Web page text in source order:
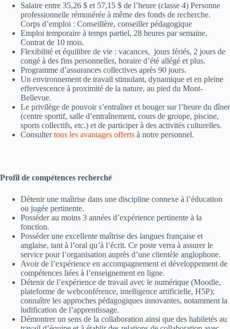
Salaire entre 35,26 $ et 57,15 $ de l’heure (classe 4) Personne
professionnelle rémunérée à même des fonds de recherche.
Corps d’emploi : Conseillère, conseiller pédagogique
Emploi temporaire à temps partiel, 28 heures par semaine.
Contrat de 10 mois.
Flexibilité et équilibre de vie : vacances, jours fériés, 2 jours de
congé à des fins personnelles, horaire d’été allégé et plus.
Programme d’assurances collectives après 90 jours.
Un environnement de travail stimulant, dynamique et en pleine
effervescence à proximité de la nature, au pied du Mont-
Bellevue.
Le privilège de pouvoir s’entraîner et bouger sur l’heure du dîner
(centre sportif, salle d’entraînement, cours de groupe, piscine,
sports collectifs, etc.) et de participer à des activités culturelles.
Consultertous les avantages offerts à notre personnel.
Profil de compétences recherché
Détenir une maîtrise dans une discipline connexe à l’éducation
ou jugée pertinente.
Posséder au moins 3 années d’expérience pertinente à la
fonction.
Posséder une excellente maîtrise des langues française et
anglaise, tant à l’oral qu’à l’écrit. Ce poste verra à assurer le
service pour l’organisation auprès d’une clientèle anglophone.
Avoir de l’expérience en accompagnement et développement de
compétences liées à l’enseignement en ligne.
Détenir de l’expérience de travail avec le numérique (Moodle,
plateforme de webconférence, intelligence artificielle, H5P);
connaître les approches pédagogiques innovantes, notamment la
ludification de l’apprentissage.
Démontrer un sens de la collaboration ainsi que des habiletés au